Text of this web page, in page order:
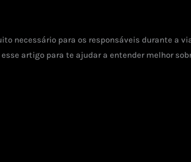
necessário para os responsáveis durante a
artigo para te ajudar a entender melhor